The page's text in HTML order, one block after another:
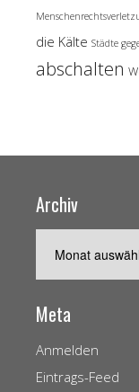
die Kälte Städte
abschalten
Archiv
Meta
Anmelden
Eintrags-Feed